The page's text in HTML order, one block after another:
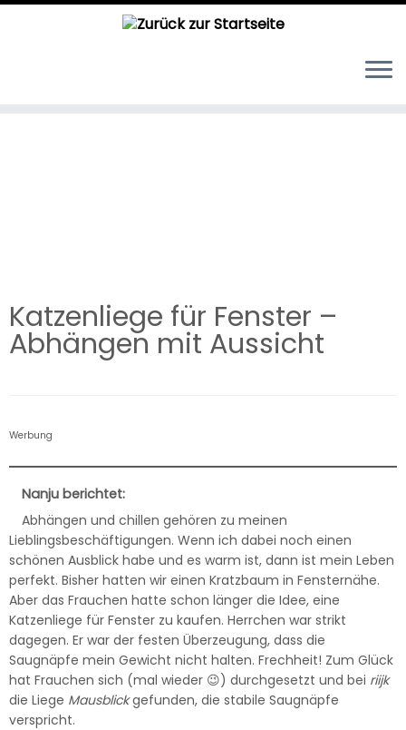
Katzenliege für Fenster –
Abhängen mit Aussicht
Werbung
Nanju berichtet:
Abhängen und chillen gehören zu meinen
Lieblingsbeschäftigungen. Wenn ich dabei noch einen
schönen Ausblick habe und es warm ist, dann ist mein Leben
perfekt. Bisher hatten wir einen Kratzbaum in Fensternähe.
Aber das Frauchen hatte schon länger die Idee, eine
Katzenliege für Fenster zu kaufen. Herrchen war strikt
dagegen. Er war der festen Überzeugung, dass die
Saugnäpfe mein Gewicht nicht halten. Frechheit! Zum Glück
hat Frauchen sich (mal wieder 😉) durchgesetzt und bei riijk
die Liege Mausblickgefunden, die stabile Saugnäpfe
verspricht.